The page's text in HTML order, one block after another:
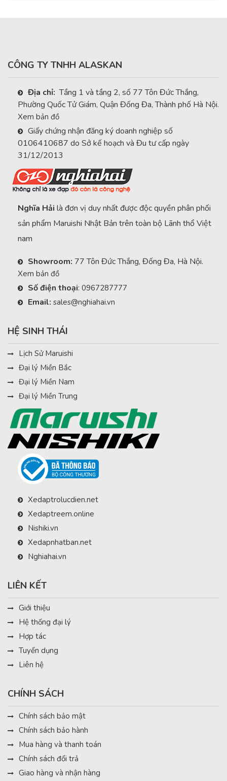
CÔNG TY TNHH ALASKAN
Địa chỉ: Tầng 1 và tầng 2, số 77 Tôn Đức Thắng,
Phường Quốc Tử Giám, Quận Đống Đa, Thành phố Hà Nội.
Xem bản đồ
Giấy chứng nhận đăng ký doanh nghiệp số
0106410687 do Sở kế hoạch và Đu tư cấp ngày
31/12/2013
Nghĩa Hải là đơn vị duy nhất được độc quyền phân phối
sản phẩm Maruishi Nhật Bản trên toàn bộ Lãnh thổ Việt
nam
Showroom: 77 Tôn Đức Thắng, Đống Đa, Hà Nội.
Xem bản đồ
Số điện thoại: 0967287777
Email: sales@nghiahai.vn
HỆ SINH THÁI
Lịch Sử Maruishi
Đại lý Miền Bắc
Đại lý Miền Nam
Đại lý Miền Trung
Xedaptrolucdien.net
Xedaptreem.online
Nishiki.vn
Xedapnhatban.net
Nghiahai.vn
LIÊN KẾT
Giới thiệu
Hệ thống đại lý
Hợp tác
Tuyển dụng
Liên hệ
CHÍNH SÁCH
Chính sách bảo mật
Chính sách bảo hành
Mua hàng và thanh toán
Chính sách đổi trả
Giao hàng và nhận hàng